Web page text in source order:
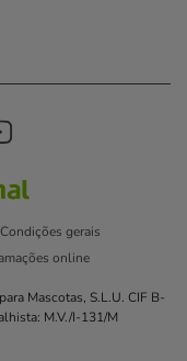
Condições gerais
online
Mascotas, S.L.U. CIF B-
M.V./I-131/M